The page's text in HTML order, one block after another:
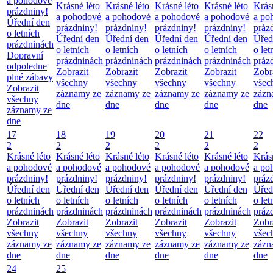
prázdniny!
Úřední den
o letních
prázdninách
Dopravní
odpoledne
plné zábavy
Zobrazit
všechny
záznamy ze
dne
Krásné léto
a pohodové
prázdniny!
Úřední den
o letních
prázdninách
Zobrazit
všechny
záznamy ze
dne
Krásné léto
a pohodové
prázdniny!
Úřední den
o letních
prázdninách
Zobrazit
všechny
záznamy ze
dne
Krásné léto
a pohodové
prázdniny!
Úřední den
o letních
prázdninách
Zobrazit
všechny
záznamy ze
dne
Krásné léto
a pohodové
prázdniny!
Úřední den
o letních
prázdninách
Zobrazit
všechny
záznamy ze
dne
a
o
dne
17
2
Krásné léto
a pohodové
prázdniny!
Úřední den
o letních
prázdninách
Zobrazit
všechny
záznamy ze
dne
18
2
Krásné léto
a pohodové
prázdniny!
Úřední den
o letních
prázdninách
Zobrazit
všechny
záznamy ze
dne
19
2
Krásné léto
a pohodové
prázdniny!
Úřední den
o letních
prázdninách
Zobrazit
všechny
záznamy ze
dne
20
2
Krásné léto
a pohodové
prázdniny!
Úřední den
o letních
prázdninách
Zobrazit
všechny
záznamy ze
dne
21
2
Krásné léto
a pohodové
prázdniny!
Úřední den
o letních
prázdninách
Zobrazit
všechny
záznamy ze
dne
22
2
a
o
dne
24
25